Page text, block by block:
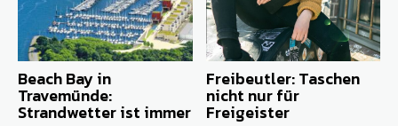
Beach Bay in
Travemünde:
Strandwetter ist immer
Freibeutler: Taschen
nicht nur für
Freigeister